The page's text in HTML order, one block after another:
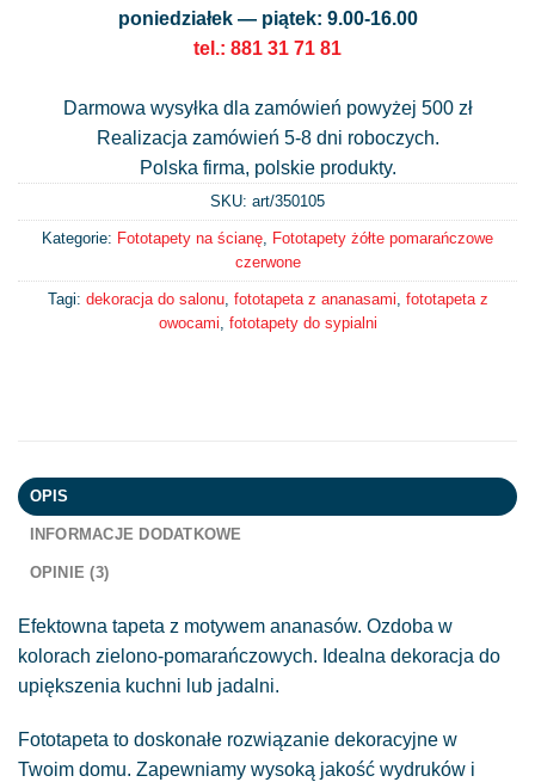
poniedziałek — piątek: 9.00-16.00
tel.: 881 31 71 81
Darmowa wysyłka dla zamówień powyżej 500 zł
Realizacja zamówień 5-8 dni roboczych.
Polska firma, polskie produkty.
SKU: art/350105
Kategorie: Fototapety na ścianę
Fototapety żółte pomarańczowe
czerwone
Tagi: dekoracja do salonu, fototapeta z ananasami fototapeta z
owocami fototapety do sypialni
OPIS
INFORMACJE DODATKOWE
OPINIE (3)
Efektowna tapeta z motywem ananasów. Ozdoba w
kolorach zielono-pomarańczowych. Idealna dekoracja do
upiększenia kuchni lub jadalni.
Fototapeta to doskonałe rozwiązanie dekoracyjne w
Twoim domu. Zapewniamy wysoką jakość wydruków i